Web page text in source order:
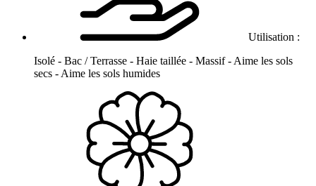
Utilisation :
Isolé - Bac / Terrasse - Haie taillée - Massif - Aime les sols
secs - Aime les sols humides